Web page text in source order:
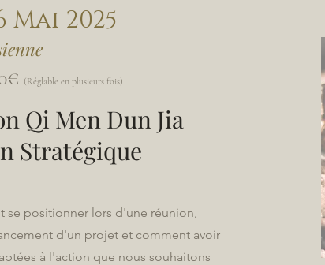
Mai 2025
(Réglable en plusieurs fois)
Qi Men Dun Jia
Stratégique
se positionner lors d'une réunion,
d'un projet et comment avoir
à l'action que nous souhaitons